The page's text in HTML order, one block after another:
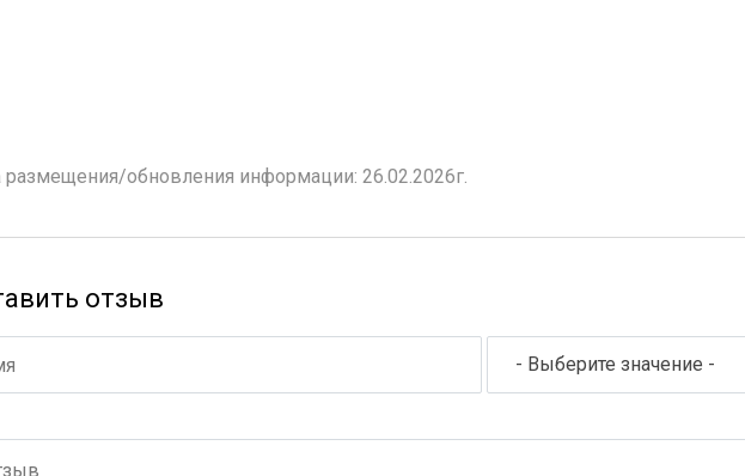
размещения/обновления информации: 26.02.2026г.
отзыв
- Выберите значение -